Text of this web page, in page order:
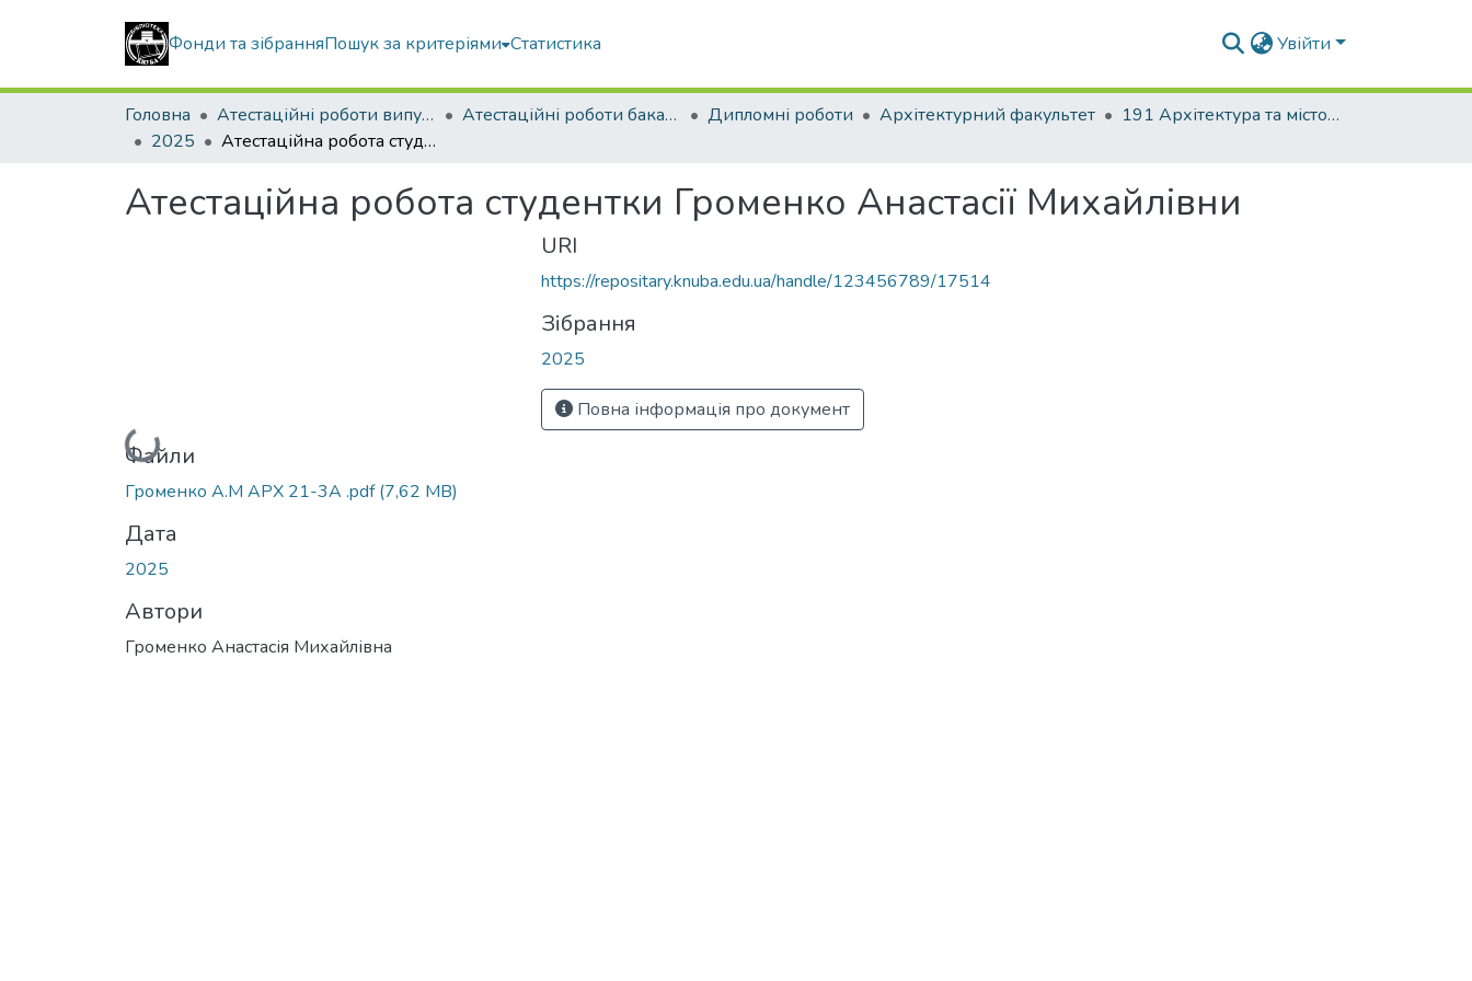
Фонди та зібранняПошук за критеріями Статистика Увійти
Головна Атестаційні роботи випускників Атестаційні роботи бакалаврів Дипломні роботи Архітектурний факультет
191 Архітектура та містобудування
2025
Атестаційна робота студентки Громенко Анастасії Михайлівни
Атестаційна робота студентки Громенко Анастасії Михайлівни
Вантажиться...
Файли
Громенко А.М АРХ 21-3А .pdf(7,62 MB)
Дата
2025
Автори
Громенко Анастасія Михайлівна
URI
https://repositary.knuba.edu.ua/handle/123456789/17514
Зібрання
2025
Повна інформація про документ